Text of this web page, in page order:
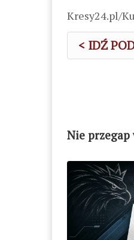
Kresy24.pl/
< IDŹ
Nie przegap